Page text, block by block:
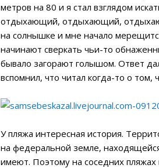
метров на 80 и я стал взглядом
отдыхающий, отдыхающий,
на солнышке и мне начало
начинают сверкать чьи-то
бывало загорают голышом. Ответ
вспомнил, что читал когда-то о том,
У пляжа интересная история.
на федеральной земле,
имеют. Поэтому на соседних пляжах